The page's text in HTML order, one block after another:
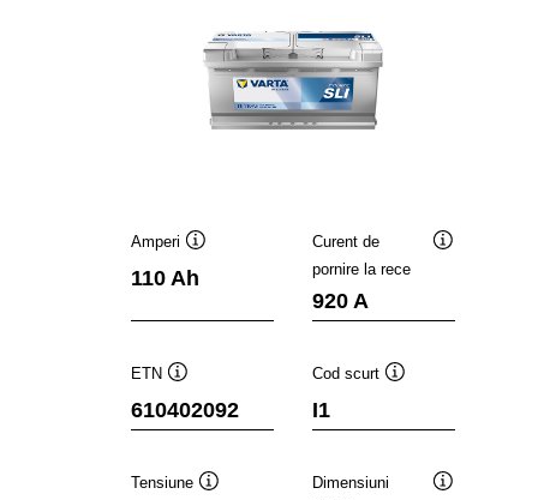
Amperi
110 Ah
Curent de
pornire la rece
920 A
ETN
610402092
Cod scurt
I1
Tensiune
Dimensiuni